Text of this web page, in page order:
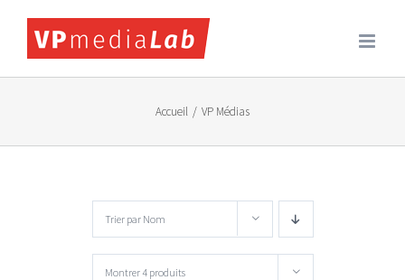
Accueil / VP Médias
Trier par Nom
Montrer 4 produits